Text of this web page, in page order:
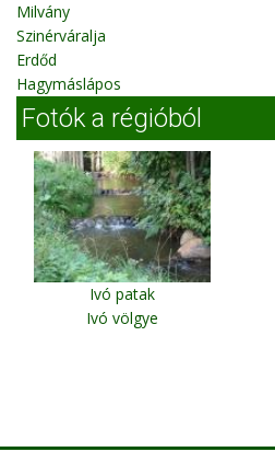
Milvány
Szinérváralja
Erdőd
Hagymáslápos
Fotók a régióból
Ivó patak
Ivó völgye